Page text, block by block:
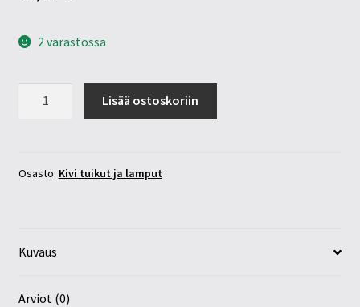
2 varastossa
Lisää ostoskoriin
Osasto: Kivi tuikut ja lamput
Kuvaus
Arviot (0)